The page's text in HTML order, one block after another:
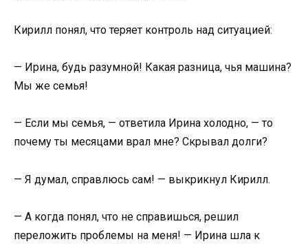
Кирилл понял, что теряет контроль над ситуацией:
— Ирина, будь разумной! Какая разница, чья машина?
Мы же семья!
— Если мы семья, — ответила Ирина холодно, — то
почему ты месяцами врал мне? Скрывал долги?
— Я думал, справлюсь сам! — выкрикнул Кирилл.
— А когда понял, что не справишься, решил
переложить проблемы на меня! — Ирина шла к